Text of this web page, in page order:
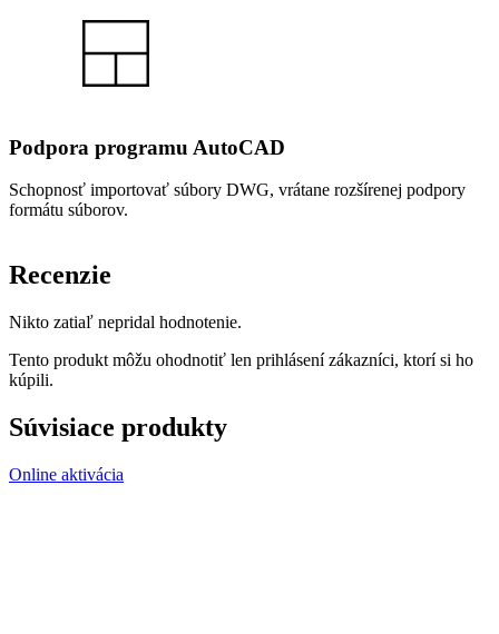
Podpora programu AutoCAD
Schopnosť importovať súbory DWG, vrátane rozšírenej podpory
formátu súborov.
Recenzie
Nikto zatiaľ nepridal hodnotenie.
Tento produkt môžu ohodnotiť len prihlásení zákazníci, ktorí si ho
kúpili.
Súvisiace produkty
Online aktivácia